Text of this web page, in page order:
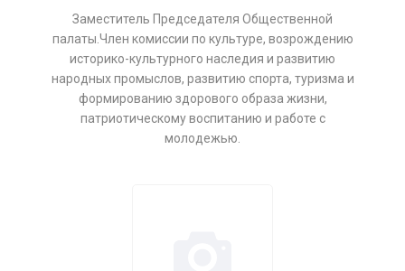
Заместитель Председателя Общественной
палаты.Член комиссии по культуре, возрождению
историко-культурного наследия и развитию
народных промыслов, развитию спорта, туризма и
формированию здорового образа жизни,
патриотическому воспитанию и работе с
молодежью.